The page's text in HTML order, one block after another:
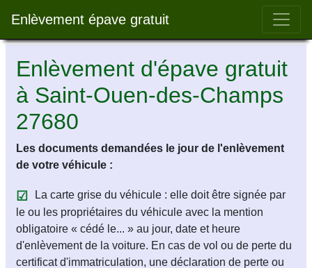
Enlèvement épave gratuit Bar
Enlèvement d'épave gratuit
à Saint-Ouen-des-Champs
27680
Les documents demandées le jour de l'enlèvement
de votre véhicule :
La carte grise du véhicule : elle doit être signée par
le ou les propriétaires du véhicule avec la mention
obligatoire « cédé le... » au jour, date et heure
d'enlèvement de la voiture. En cas de vol ou de perte du
certificat d'immatriculation, une déclaration de perte ou